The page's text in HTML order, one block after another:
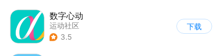
数字心动
运动社区
3.5
下载